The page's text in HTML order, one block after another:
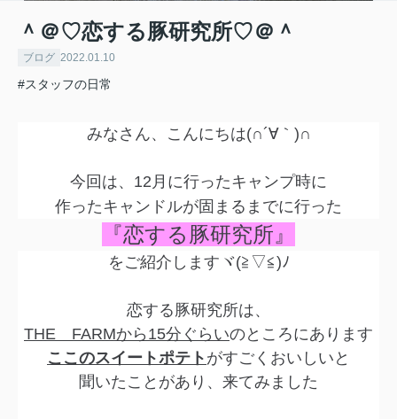
＾＠♡恋する豚研究所♡＠＾
ブログ 2022.01.10
#スタッフの日常
みなさん、こんにちは(∩´∀｀)∩
今回は、12月に行ったキャンプ時に
作ったキャンドルが固まるまでに行った
『恋する豚研究所』
をご紹介しますヾ(≧▽≦)ﾉ
恋する豚研究所は、
THE FARMから15分ぐらいのところにあります
ここのスイートポテト がすごくおいしいと
聞いたことがあり、来てみました